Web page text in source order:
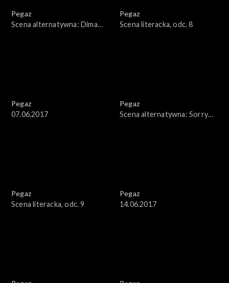
Pegaz
Scena alternatywna: Dima
Pegaz
Scena literacka, odc. 8
Pegaz
07.06.2017
Pegaz
Scena alternatywna: Sorry
Pegaz
Scena literacka, odc. 9
Pegaz
14.06.2017